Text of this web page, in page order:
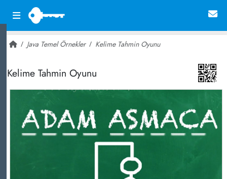
Java Temel Örnekler Kelime Tahmin Oyunu
Kelime Tahmin Oyunu